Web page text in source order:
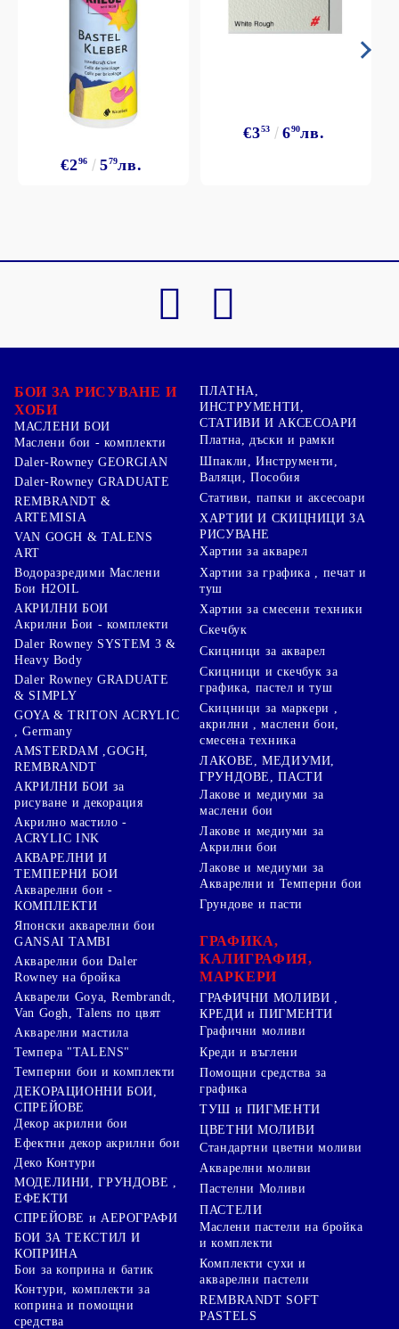
€296 579лв.
€353 690лв.
БОИ ЗА РИСУВАНЕ И
ХОБИ
МАСЛЕНИ БОИ
Маслени бои - комплекти
Daler-Rowney GEORGIAN
Daler-Rowney GRADUATE
REMBRANDT &
ARTEMISIA
VAN GOGH & TALENS
ART
Водоразредими Маслени
Бои H2OIL
АКРИЛНИ БОИ
Акрилни Бои - комплекти
Daler Rowney SYSTEM 3 &
Heavy Body
Daler Rowney GRADUATE
& SIMPLY
GOYA & TRITON АCRYLIC
, Germany
AMSTERDAM ,GOGH,
REMBRANDT
АКРИЛНИ БОИ за
рисуване и декорация
Акрилно мастило -
ACRYLIC INK
АКВАРЕЛНИ И
ТЕМПЕРНИ БОИ
Акварелни бои -
КОМПЛЕКТИ
Японски акварелни бои
GANSAI TAMBI
Акварелни бои Daler
Rowney на бройка
Акварели Goya, Rembrandt,
Van Gogh, Talens по цвят
Акварелни мастила
Темпера "TALENS"
Темперни бои и комплекти
ДЕКОРАЦИОННИ БОИ,
СПРЕЙОВЕ
Декор акрилни бои
Ефектни декор акрилни бои
Деко Контури
МОДЕЛИНИ, ГРУНДОВЕ ,
ЕФЕКТИ
СПРЕЙОВЕ и АЕРОГРАФИ
БОИ ЗА ТЕКСТИЛ И
КОПРИНА
Бои за коприна и батик
Контури, комплекти за
коприна и помощни
средства
ПЛАТНА,
ИНСТРУМЕНТИ,
СТАТИВИ И АКСЕСОАРИ
Платна, дъски и рамки
Шпакли, Инструменти,
Валяци, Пособия
Стативи, папки и аксесоари
ХАРТИИ И СКИЦНИЦИ ЗА
РИСУВАНЕ
Хартии за акварел
Хартии за графика , печат и
туш
Хартии за смесени техники
Скечбук
Скицници за акварел
Скицници и скечбук за
графика, пастел и туш
Скицници за маркери ,
акрилни , маслени бои,
смесена техника
ЛАКОВЕ, МЕДИУМИ,
ГРУНДОВЕ, ПАСТИ
Лакове и медиуми за
маслени бои
Лакове и медиуми за
Акрилни бои
Лакове и медиуми за
Акварелни и Темперни бои
Грундове и пасти
ГРАФИКА,
КАЛИГРАФИЯ,
МАРКЕРИ
ГРАФИЧНИ МОЛИВИ ,
КРЕДИ и ПИГМЕНТИ
Графични моливи
Креди и въглени
Помощни средства за
графика
ТУШ и ПИГМЕНТИ
ЦВЕТНИ МОЛИВИ
Стандартни цветни моливи
Акварелни моливи
Пастелни Моливи
ПАСТЕЛИ
Маслени пастели на бройка
и комплекти
Комплекти сухи и
акварелни пастели
REMBRANDT SOFT
PASTELS